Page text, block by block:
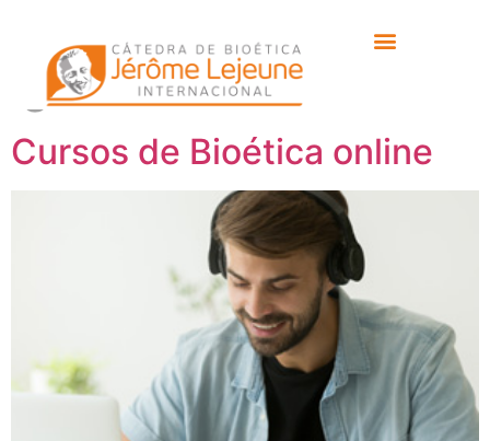
Etiqueta: edición
genética
Cursos de Bioética online